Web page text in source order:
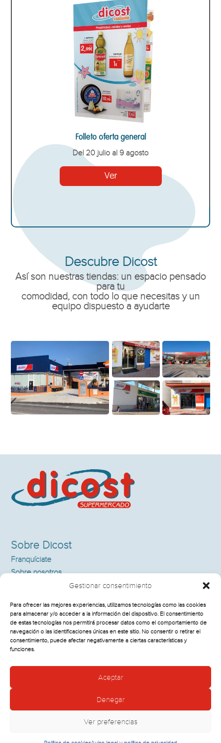
Gestionar consentimiento
Para ofrecer las mejores experiencias, utilizamos tecnologías como las cookies
para almacenar y/o acceder a la información del dispositivo. El consentimiento
de estas tecnologías nos permitirá procesar datos como el comportamiento de
navegación o las identificaciones únicas en este sitio. No consentir o retirar el
consentimiento, puede afectar negativamente a ciertas características y
funciones.
Aceptar
Denegar
Ver preferencias
Folleto oferta general
Del 20 julio al 9 agosto
Ver
Descubre Dicost
Así son nuestras tiendas: un espacio pensado
para tu
comodidad, con todo lo que necesitas y un
equipo dispuesto a ayudarte
Sobre Dicost
Franquíciate
Sobre nosotros
Contacto
Información Legal
Política de cookies
Aviso legal y política de privacidad
Aviso legal y Política de privacidad·Política de cookies